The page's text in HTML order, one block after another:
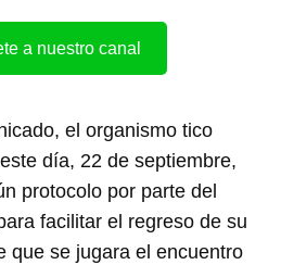
a nuestro canal
el organismo tico
día, 22 de septiembre,
protocolo por parte del
facilitar el regreso de su
que se jugara el encuentro